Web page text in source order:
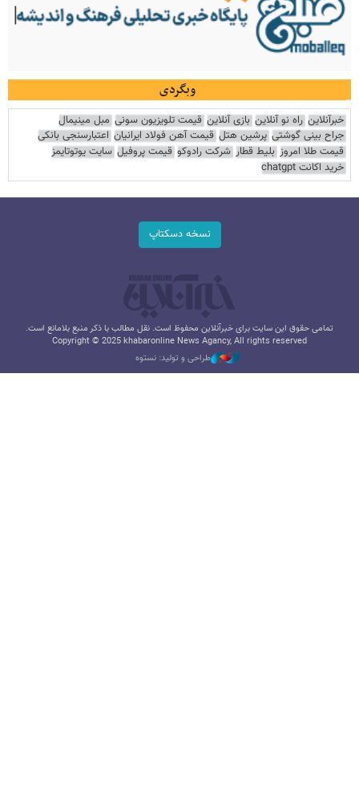
وبگردی
خبرآنلاین راه نو آنلاین بازی آنلاین قیمت تلویزیون سونی مبل مینیمال
جراح بینی گوشتی پرشین هتل قیمت آهن فولاد ایرانیان اعتبارسنجی بانکی
قیمت طلا امروز بلیط قطار شرکت رادوکو قیمت پروفیل سایت یوتوتایمز
خرید اکانت chatgpt
نسخه دسکتاپ
تمامی حقوق این سایت برای خبرآنلاین محفوظ است. نقل مطالب با ذکر منبع بلامانع است.
Copyright © 2025 khabaronline News Agancy, All rights reserved
طراحی و تولید: نستوه